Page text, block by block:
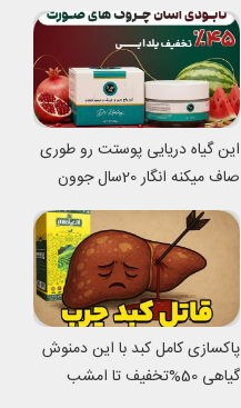
این گیاه دریایی پوستت رو طوری
صاف میکنه انگار 20سال جوون
شدی
پاکسازی کامل کبد با این دمنوش
گیاهی 50%تخفیف تا امشب